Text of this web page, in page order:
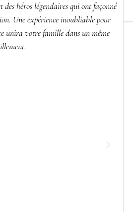
des héros légendaires qui ont façonné
Une expérience inoubliable pour
unira votre famille dans un même